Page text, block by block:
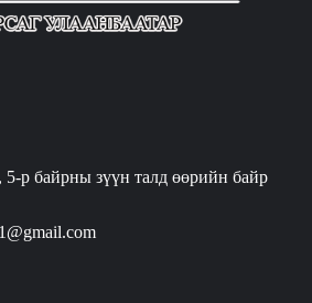
5-р байрны зүүн талд өөрийн байр